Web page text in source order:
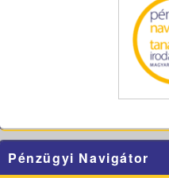
Pénzügyi Navigátor